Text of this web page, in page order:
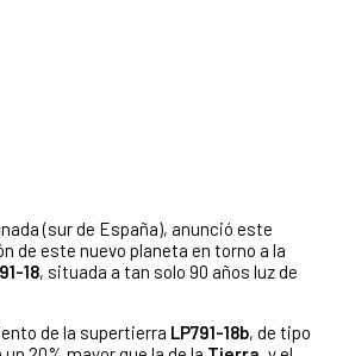
(sur de España), anunció este
de este nuevo planeta en torno a la
18, situada a tan solo 90 años luz de
de la supertierra LP791-18b, de tipo